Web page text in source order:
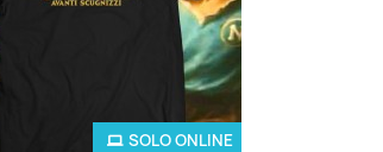
SOLO ONLINE